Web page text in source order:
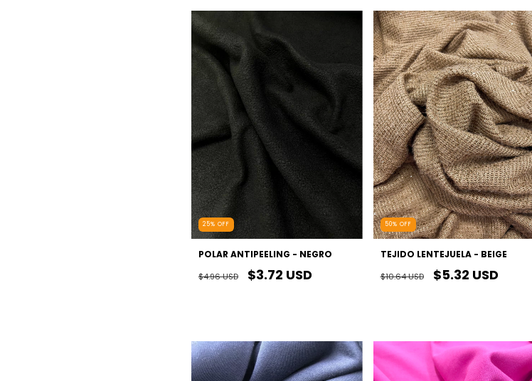
25% OFF
POLAR ANTIPEELING - NEGRO
$4.96 USD $3.72 USD
50% OFF
TEJIDO LENTEJUELA - BEIGE
$10.64 USD $5.32 USD